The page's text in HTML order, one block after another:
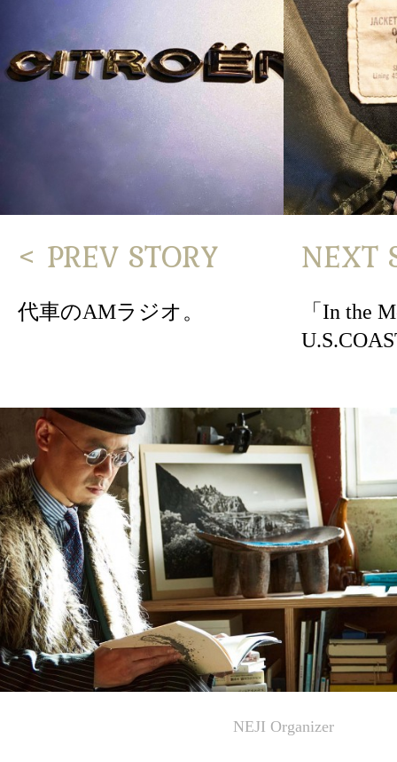
< PREV STORY
代車のAMラジオ。
NEXT
「In the
NEJI Organizer